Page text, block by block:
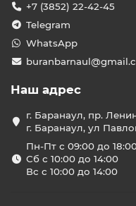
+7 (3852) 22-42-45
Telegram
WhatsApp
Наш адрес
г. Баранаул, пр.
г. Баранаул, ул
Пн-Пт с 09:00 до
Сб с 10:00 до 14:00
Вс с 10:00 до 14:00